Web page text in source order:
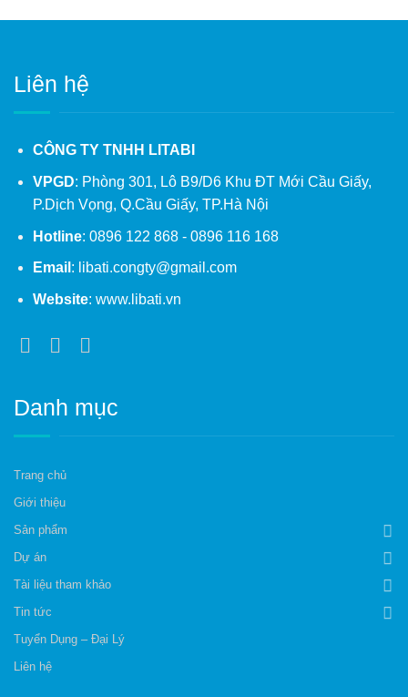
Liên hệ
CÔNG TY TNHH LITABI
VPGD: Phòng 301, Lô B9/D6 Khu ĐT Mới Cầu Giấy,
P.Dịch Vọng, Q.Cầu Giấy, TP.Hà Nội
Hotline: 0896 122 868 - 0896 116 168
Email : libati.congty@gmail.com
Website: www.libati.vn
Danh mục
Trang chủ
Giới thiệu
Sản phẩm
Dự án
Tài liệu tham khảo
Tin tức
Tuyển Dụng – Đại Lý
Liên hệ